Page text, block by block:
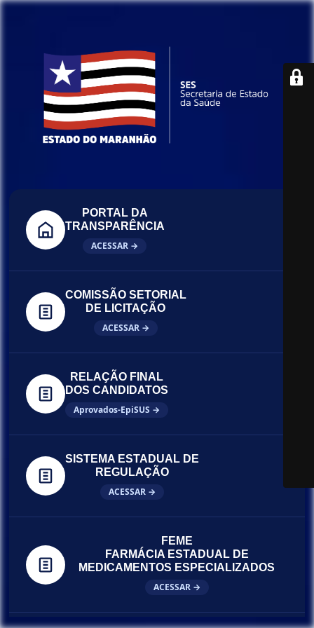
PORTAL DA
TRANSPARÊNCIA
ACESSAR →
COMISSÃO SETORIAL
DE LICITAÇÃO
ACESSAR →
RELAÇÃO FINAL
DOS CANDIDATOS
Aprovados-EpiSUS →
SISTEMA ESTADUAL DE
REGULAÇÃO
ACESSAR →
FEME
FARMÁCIA ESTADUAL DE
MEDICAMENTOS ESPECIALIZADOS
ACESSAR →